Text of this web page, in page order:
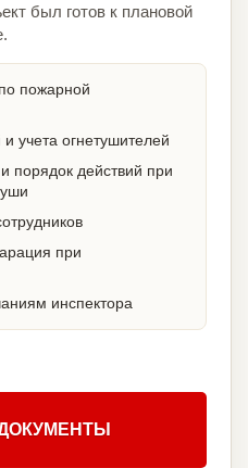
был готов к плановой
пожарной
учета огнетушителей
порядок действий при
при
инспектора